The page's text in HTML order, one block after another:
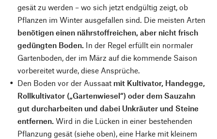
gesät zu werden – wo sich jetzt endgültig zeigt, ob
Pflanzen im Winter ausgefallen sind. Die meisten Arten
benötigen einen nährstoffreichen, aber nicht frisch
gedüngten Boden. In der Regel erfüllt ein normaler
Gartenboden, der im März auf die kommende Saison
vorbereitet wurde, diese Ansprüche.
Den Boden vor der Aussaat mit Kultivator, Handegge,
Rollkultivator („Gartenwiesel“) oder dem Sauzahn
gut durcharbeiten und dabei Unkräuter und Steine
entfernen. Wird in die Lücken in einer bestehenden
Pflanzung gesät (siehe oben), eine Harke mit kleinem